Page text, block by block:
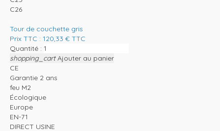
C26
Tour de couchette gris
Prix TTC : 120,33 € TTC
Quantité :
shopping_cart Ajouter au panier
CE
Garantie 2 ans
feu M2
Écologique
Europe
EN-71
DIRECT USINE